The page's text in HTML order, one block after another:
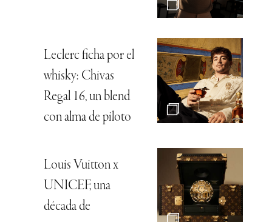
Leclerc ficha por el
whisky: Chivas
Regal 16, un blend
con alma de piloto
Louis Vuitton x
UNICEF, una
década de